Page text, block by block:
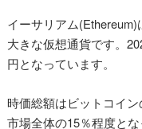
イーサリアム
大きな仮想通貨です。
円となっています。
時価総額はビットコイ
市場全体の15％程度とな